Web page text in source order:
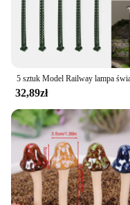
32,89zł